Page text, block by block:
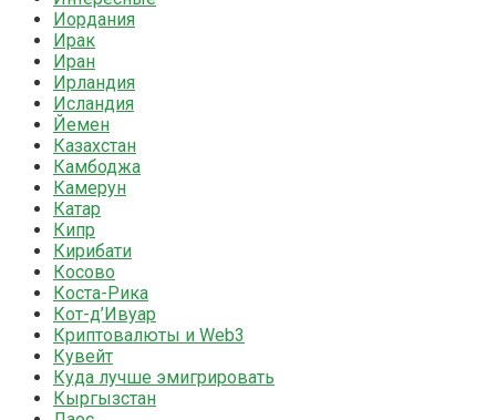
Иордания
Ирак
Иран
Ирландия
Исландия
Йемен
Казахстан
Камбоджа
Камерун
Катар
Кипр
Кирибати
Косово
Коста-Рика
Кот-д’Ивуар
Криптовалюты и Web3
Кувейт
Куда лучше эмигрировать
Кыргызстан